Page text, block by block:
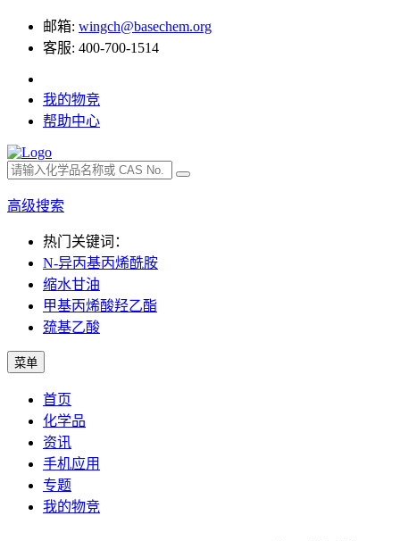
邮箱: wingch@basechem.org
客服: 400-700-1514
我的物竞
帮助中心
高级搜索
热门关键词：
N-异丙基丙烯酰胺
缩水甘油
甲基丙烯酸羟乙酯
巯基乙酸
菜单
首页
化学品
资讯
手机应用
专题
我的物竞